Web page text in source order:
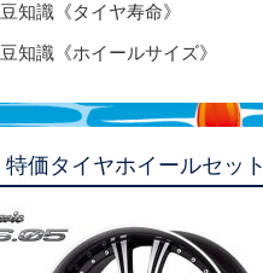
豆知識《タイヤ寿命》
豆知識《ホイールサイズ》
特価タイヤホイールセット